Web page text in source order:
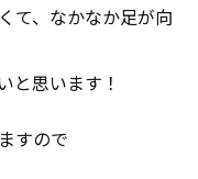
て、なかなか足が向
と思います！
すので